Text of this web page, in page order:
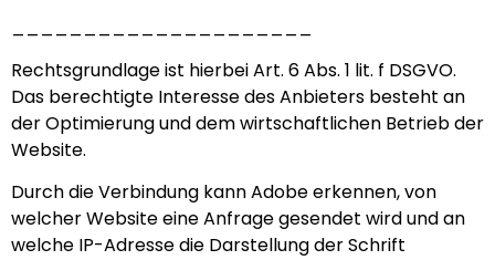
Rechtsgrundlage ist hierbei Art. 6 Abs. 1 lit. f DSGVO.
Das berechtigte Interesse des Anbieters besteht an
der Optimierung und dem wirtschaftlichen Betrieb der
Website.
Durch die Verbindung kann Adobe erkennen, von
welcher Website eine Anfrage gesendet wird und an
welche IP-Adresse die Darstellung der Schrift